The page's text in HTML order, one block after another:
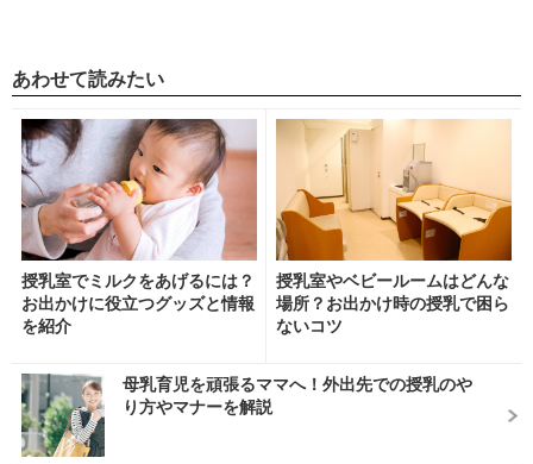
あわせて読みたい
授乳室でミルクをあげるには？
お出かけに役立つグッズと情報
を紹介
授乳室やベビールームはどんな
場所？お出かけ時の授乳で困ら
ないコツ
母乳育児を頑張るママへ！外出先での授乳のや
り方やマナーを解説